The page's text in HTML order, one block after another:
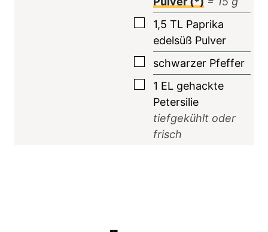
▢
1,5 TL Paprika
edelsüß Pulver
▢
schwarzer Pfeffer
▢
1 EL gehackte
Petersilie
tiefgekühlt oder
frisch